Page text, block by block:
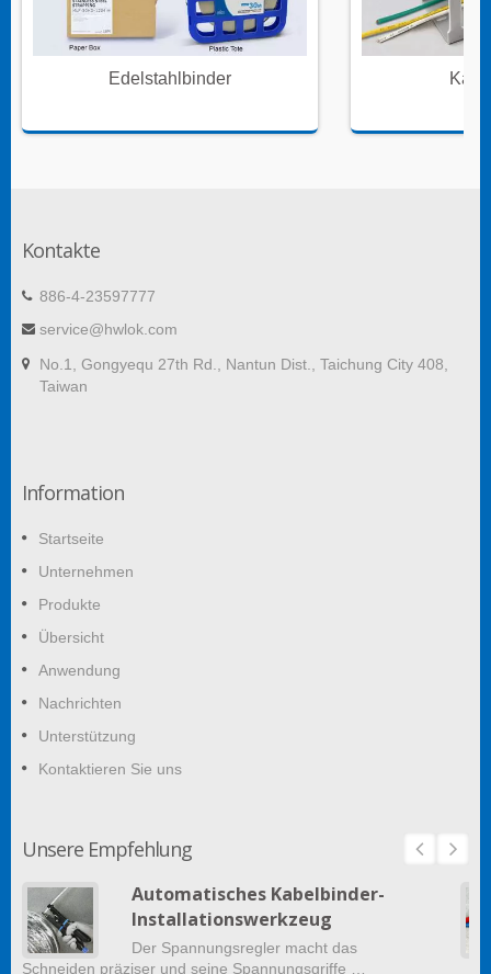
Edelstahlbinder
Kontakte
886-4-23597777
service@hwlok.com
No.1, Gongyequ 27th Rd., Nantun Dist., Taichung City 408,
Taiwan
Information
Startseite
Unternehmen
Produkte
Übersicht
Anwendung
Nachrichten
Unterstützung
Kontaktieren Sie uns
Unsere Empfehlung
Automatisches Kabelbinder-
Installationswerkzeug
Der Spannungsregler macht das
Schneiden präziser und seine Spannungsgriffe …